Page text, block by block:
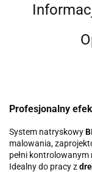
Profesjonalny
System natryskowy
malowania,
pełni kontrolowanym
Idealny do pracy z